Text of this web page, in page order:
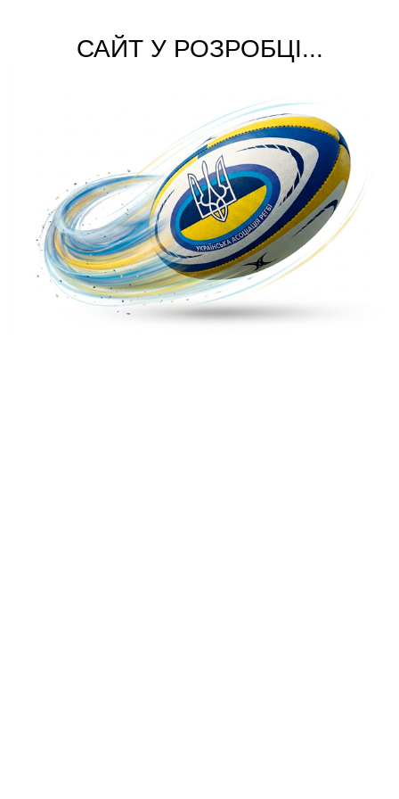
САЙТ У РОЗРОБЦІ...